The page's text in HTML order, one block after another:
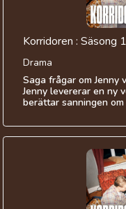
Korridoren : Säsong
Drama
Saga frågar om Jenny
Jenny levererar en ny
berättar sanningen om